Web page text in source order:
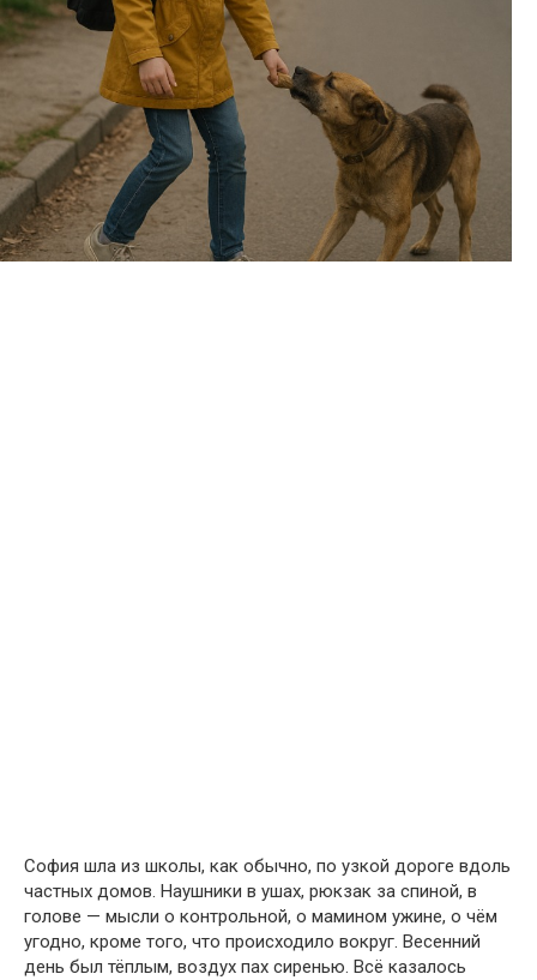
София шла из школы, как обычно, по узкой дороге вдоль
частных домов. Наушники в ушах, рюкзак за спиной, в
голове — мысли о контрольной, о мамином ужине, о чём
угодно, кроме того, что происходило вокруг. Весенний
день был тёплым, воздух пах сиренью. Всё казалось